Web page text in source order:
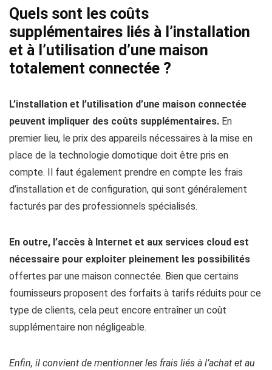
Quels sont les coûts
supplémentaires liés à l’installation
et à l’utilisation d’une maison
totalement connectée ?
L’installation et l’utilisation d’une maison connectée
peuvent impliquer des coûts supplémentaires. En
premier lieu, le prix des appareils nécessaires à la mise en
place de la technologie domotique doit être pris en
compte. Il faut également prendre en compte les frais
d’installation et de configuration, qui sont généralement
facturés par des professionnels spécialisés.
En outre, l’accès à Internet et aux services cloud est
nécessaire pour exploiter pleinement les possibilités
offertes par une maison connectée. Bien que certains
fournisseurs proposent des forfaits à tarifs réduits pour ce
type de clients, cela peut encore entraîner un coût
supplémentaire non négligeable.
Enfin, il convient de mentionner les frais liés à l’achat et au